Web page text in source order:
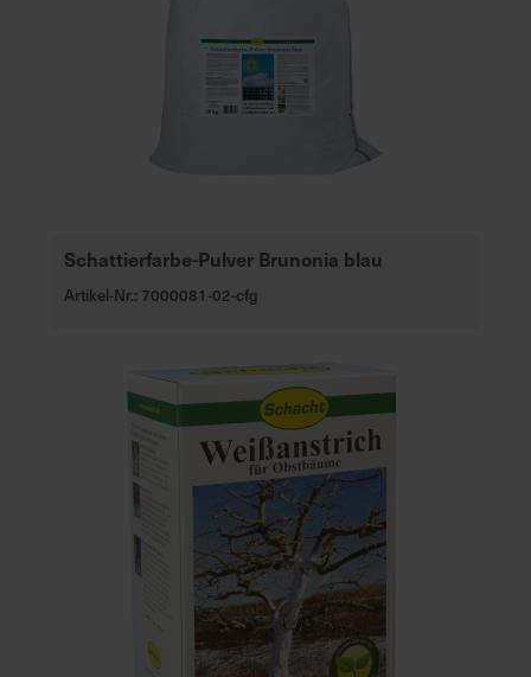
Schattierfarbe-Pulver Brunonia blau
Artikel-Nr.: 7000081-02-cfg